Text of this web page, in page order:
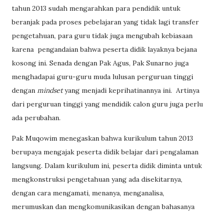
tahun 2013 sudah mengarahkan para pendidik untuk
beranjak pada proses pebelajaran yang tidak lagi transfer
pengetahuan, para guru tidak juga mengubah kebiasaan
karena pengandaian bahwa peserta didik layaknya bejana
kosong ini. Senada dengan Pak Agus, Pak Sunarno juga
menghadapai guru-guru muda lulusan perguruan tinggi
dengan mindsetyang menjadi keprihatinannya ini. Artinya
dari perguruan tinggi yang mendidik calon guru juga perlu
ada perubahan.
Pak Muqowim menegaskan bahwa kurikulum tahun 2013
berupaya mengajak peserta didik belajar dari pengalaman
langsung. Dalam kurikulum ini, peserta didik diminta untuk
mengkonstruksi pengetahuan yang ada disekitarnya,
dengan cara mengamati, menanya, menganalisa,
merumuskan dan mengkomunikasikan dengan bahasanya